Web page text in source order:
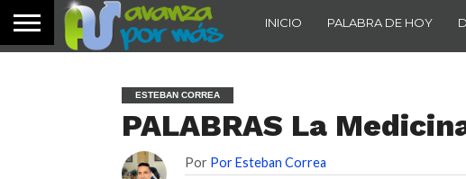
INICIO PALABRA DE HOY
ESTEBAN CORREA
PALABRAS La
Por Por Esteban Correa